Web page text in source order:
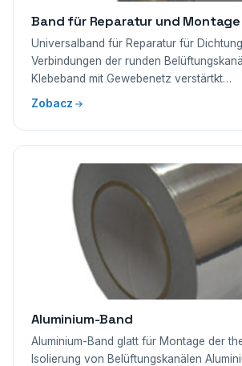
Band für Reparatur und Montage
Universalband für Reparatur für
Verbindungen der runden
Klebeband mit Gewebenetz verstärtkt…
Zobacz
Aluminium-Band
Aluminium-Band glatt für Montage der
Isolierung von Belüftungskanälen